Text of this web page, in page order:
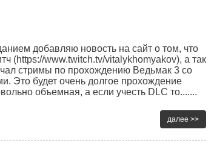
добавляю новость на сайт о том, что
(https://www.twitch.tv/vitalykhomyakov), а так
стримы по прохождению Ведьмак 3 со
Это будет очень долгое прохождение
объемная, а если учесть DLC то.......
далее >>